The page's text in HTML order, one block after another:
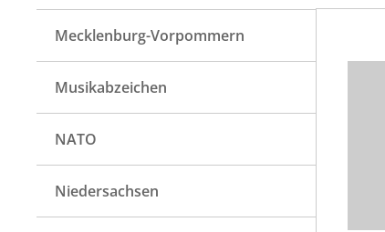
Mecklenburg-Vorpommern
Musikabzeichen
NATO
Niedersachsen